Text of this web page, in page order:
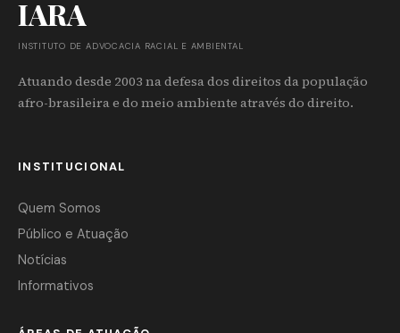
IARA
INSTITUTO DE ADVOCACIA RACIAL E AMBIENTAL
Atuando desde 2003 na defesa dos direitos da população
afro-brasileira e do meio ambiente através do direito.
INSTITUCIONAL
Quem Somos
Público e Atuação
Notícias
Informativos